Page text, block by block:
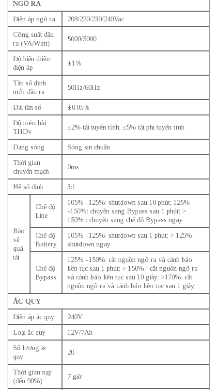
NGÕ RA
Điện áp ngõ ra
208/220/230/240Vac
Công suất đầu
ra (VA/Watt)
5000/5000
Độ biến thiên
điện áp
±1％
Tần số định
mức đầu ra
50Hz/60Hz
Dải tần số
±0.05％
Độ méo hài
THDv
≤2% tải tuyển tính; ≤5% tải phi tuyến tính
Dạng sóng
Sóng sin chuẩn
Thời gian
chuyển mạch
0ms
Hệ số đỉnh 3:1
Bảo
vệ
quá
tải
Chế độ
Line
105% -125%: shutdown sau 10 phút; 125%
-150%: chuyển sang Bypass sau 1 phút; >
150% : chuyển sang chế độ Bypass ngay
Chế độ
Battery
105% -125%: shutdown sau 1 phút; > 125%:
shutdown ngay
Chế độ
Bypass
125% -150%: cắt nguồn ngõ ra và cảnh báo
liên tục sau 1 phút; > 150% : cắt nguồn ngõ ra
và cảnh báo liên tục sau 10 giây; >170%: cắt
nguồn ngõ ra và cảnh báo liên tục sau 1 giây;
ẮC QUY
Điện áp ắc quy
240V
Loại ắc quy
12V/7Ah
Số lượng ắc
quy
20
Thời gian nạp
(đến 90%)
7 giờ